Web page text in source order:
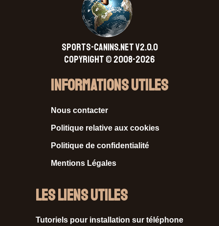
SPORTS-CANINS.NET V2.0.0
Copyright © 2008-2026
Informations Utiles
Nous contacter
Politique relative aux cookies
Politique de confidentialité
Mentions Légales
Les liens utiles
Tutoriels pour installation sur téléphone